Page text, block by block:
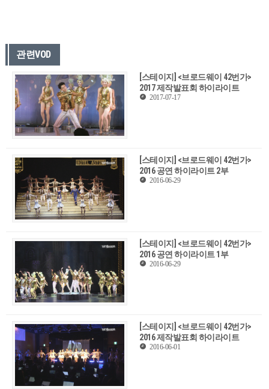
관련VOD
[스테이지] <브로드웨이 42번가>
2017 제작발표회 하이라이트
2017-07-17
[스테이지] <브로드웨이 42번가>
2016 공연 하이라이트 2부
2016-06-29
[스테이지] <브로드웨이 42번가>
2016 공연 하이라이트 1부
2016-06-29
[스테이지] <브로드웨이 42번가>
2016 제작발표회 하이라이트
2016-06-01